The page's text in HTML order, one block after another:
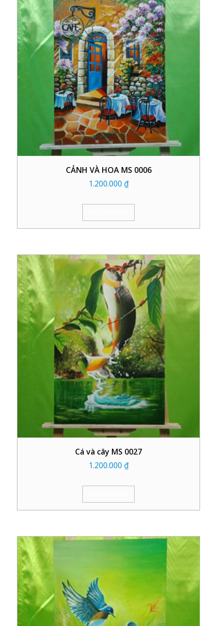
CẢNH VÀ HOA MS 0006
1.200.000 ₫
Cá và cây MS 0027
1.200.000 ₫